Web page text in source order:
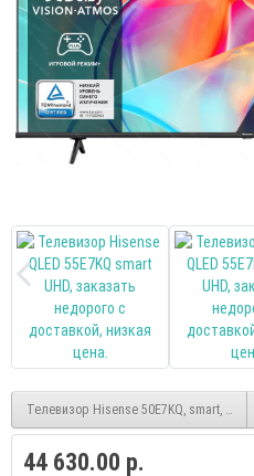
Телевизор Hisense 50E7KQ, smart,
44 630.00 р.